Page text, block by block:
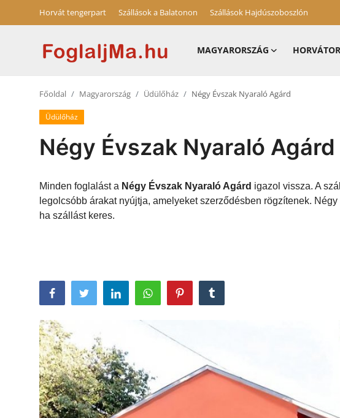
Horvát tengerpart Szállások a Balatonon Szállások Hajdúszoboszlón
MAGYARORSZÁG
Szállások a Balatonon
Horvátország
Szállások Hajdúszoboszlón
Főoldal Magyarország Üdülőház Négy Évszak Nyaraló Agárd
Üdülőház
Négy Évszak Nyaraló Agárd
Minden foglalást a Négy Évszak Nyaraló Agárd igazol vissza. A
legolcsóbb árakat nyújtja, amelyeket szerződésben rögzítenek.
ha szállást keres.